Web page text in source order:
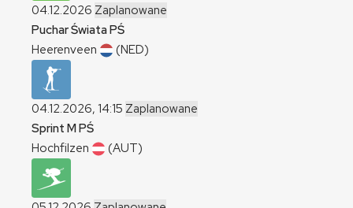
04.12.2026 Zaplanowane
Puchar ŚwiataPŚ
Heerenveen
(NED)
04.12.2026, 14:15 Zaplanowane
Sprint MPŚ
Hochfilzen
(AUT)